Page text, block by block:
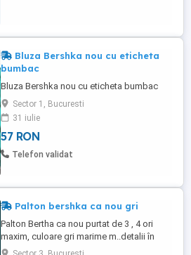
Bluza Bershka nou cu eticheta
bumbac
Bluza Bershka nou cu eticheta bumbac
Sector 1, Bucuresti
31 iulie
57 RON
Telefon validat
Palton bershka ca nou gri
Palton Bertha ca nou purtat de 3 , 4 ori
maxim, culoare gri marime m..detalii în
poza